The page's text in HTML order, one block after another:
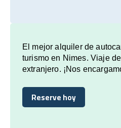
El mejor alquiler de
turismo en Nimes. Viaje
extranjero. ¡Nos
Reserve hoy
Reserve hoy